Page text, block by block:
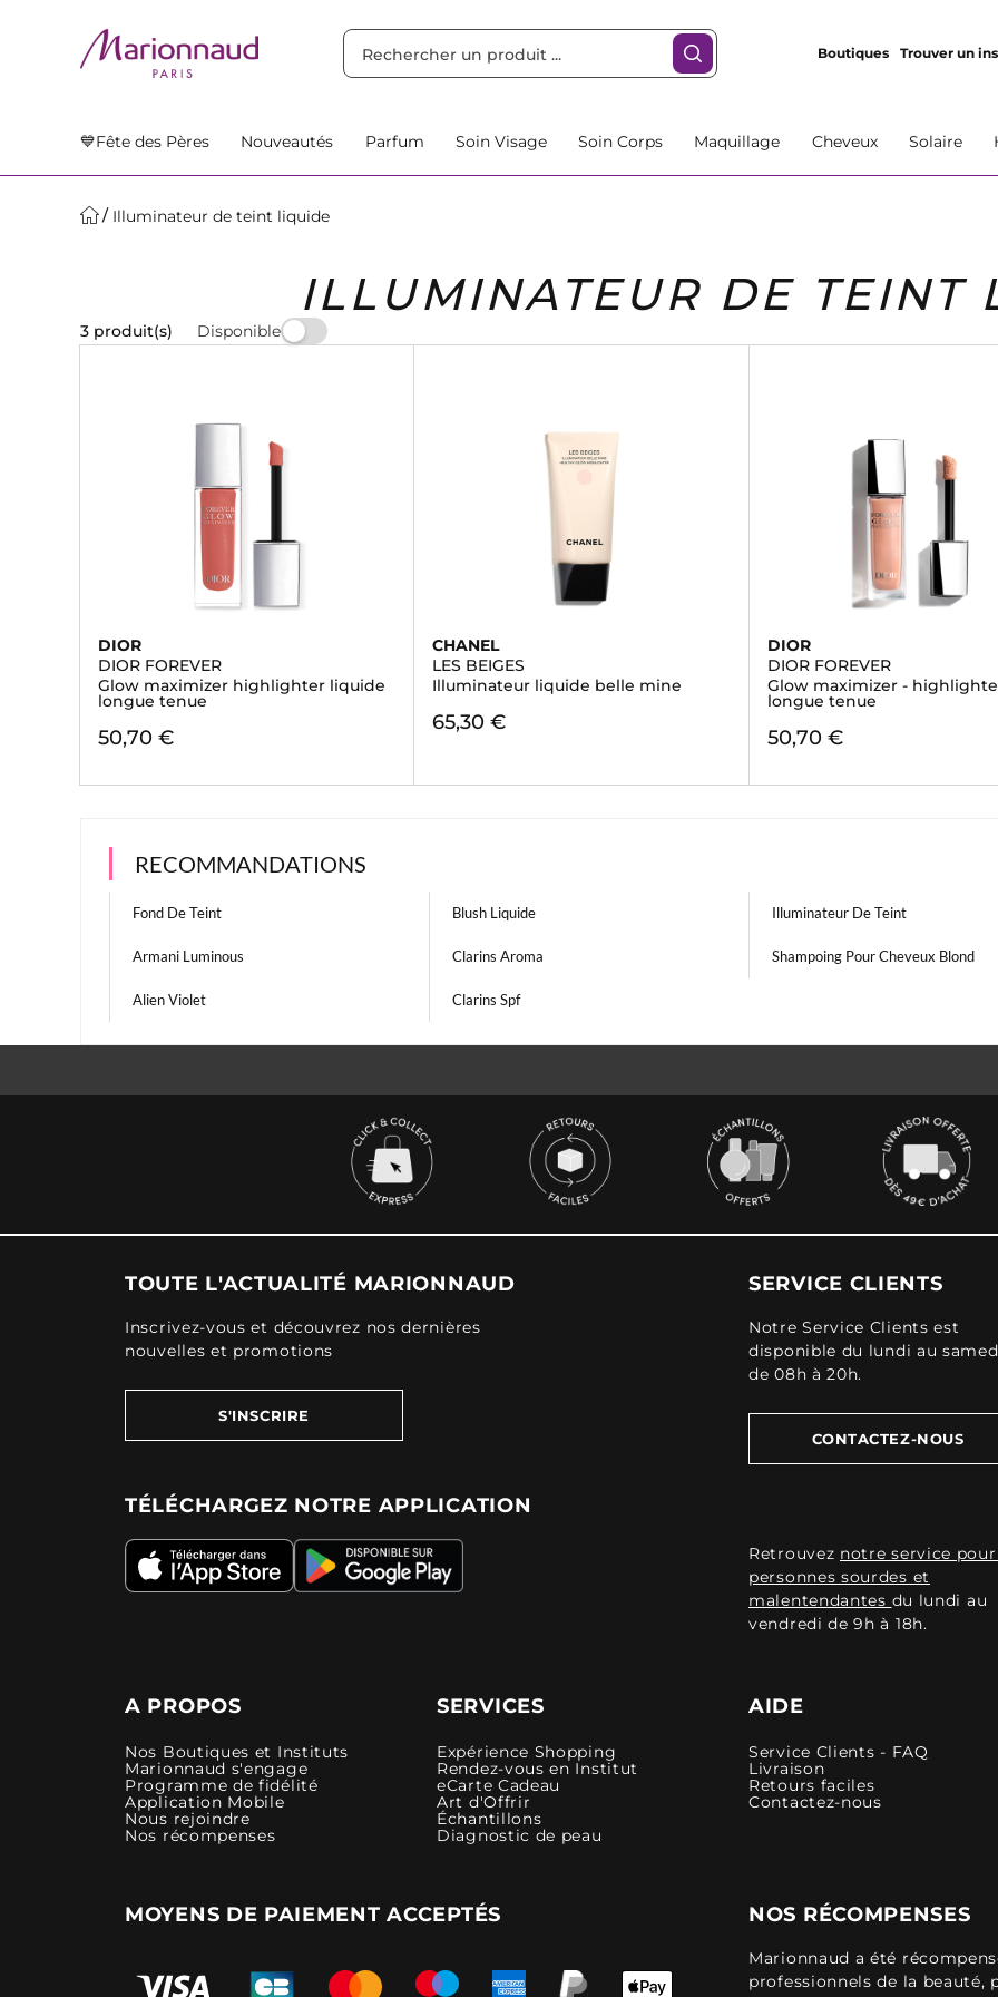
Boutiques Trouver un
💙Fête des Pères Nouveautés Parfum Soin Visage Soin Corps Maquillage Cheveux Solaire
Illuminateur de teint liquide
ILLUMINATEUR DE TEINT
3 produit(s) Disponible
DIOR
DIOR FOREVER
Glow maximizer highlighter liquide
longue tenue
50,70 €
CHANEL
LES BEIGES
Illuminateur liquide belle mine
65,30 €
DIOR
DIOR FOREVER
Glow maximizer -
longue tenue
50,70 €
RECOMMANDATIONS
Fond De Teint Blush Liquide Illuminateur De Teint
Armani Luminous Clarins Aroma Shampoing Pour Cheveux Blond
Alien Violet Clarins Spf
TOUTE L'ACTUALITÉ MARIONNAUD
Inscrivez-vous et découvrez nos dernières
nouvelles et promotions
S'INSCRIRE
TÉLÉCHARGEZ NOTRE APPLICATION
SERVICE CLIENTS
Notre Service Clients est
disponible du lundi au
de 08h à 20h.
CONTACTEZ-NOUS
Retrouvez notre service
personnes sourdes et
malentendantes du lundi au
vendredi de 9h à 18h.
A PROPOS
Nos Boutiques et Instituts
Marionnaud s'engage
Programme de fidélité
Application Mobile
Nous rejoindre
Nos récompenses
SERVICES
Expérience Shopping
Rendez-vous en Institut
eCarte Cadeau
Art d'Offrir
Échantillons
Diagnostic de peau
AIDE
Service Clients - FAQ
Livraison
Retours faciles
Contactez-nous
MOYENS DE PAIEMENT ACCEPTÉS NOS RÉCOMPENSES
Marionnaud a été
professionnels de la beauté,